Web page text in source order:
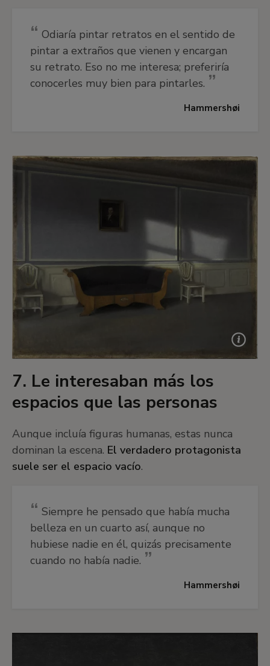
Odiaría pintar retratos en el sentido de
pintar a extraños que vienen y encargan
su retrato. Eso no me interesa; preferiría
conocerles muy bien para pintarles.
Hammershøi
7. Le interesaban más los
espacios que las personas
Aunque incluía figuras humanas, estas nunca
dominan la escena. El verdadero protagonista
suele ser el espacio vacío.
Siempre he pensado que había mucha
belleza en un cuarto así, aunque no
hubiese nadie en él, quizás precisamente
cuando no había nadie.
Hammershøi